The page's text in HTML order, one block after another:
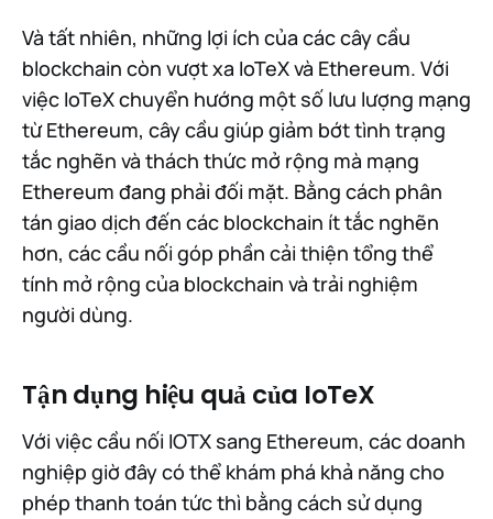
Và tất nhiên, những lợi ích của các cây cầu
blockchain còn vượt xa IoTeX và Ethereum. Với
việc IoTeX chuyển hướng một số lưu lượng mạng
từ Ethereum, cây cầu giúp giảm bớt tình trạng
tắc nghẽn và thách thức mở rộng mà mạng
Ethereum đang phải đối mặt. Bằng cách phân
tán giao dịch đến các blockchain ít tắc nghẽn
hơn, các cầu nối góp phần cải thiện tổng thể
tính mở rộng của blockchain và trải nghiệm
người dùng.
Tận dụng hiệu quả của IoTeX
Với việc cầu nối IOTX sang Ethereum, các doanh
nghiệp giờ đây có thể khám phá khả năng cho
phép thanh toán tức thì bằng cách sử dụng